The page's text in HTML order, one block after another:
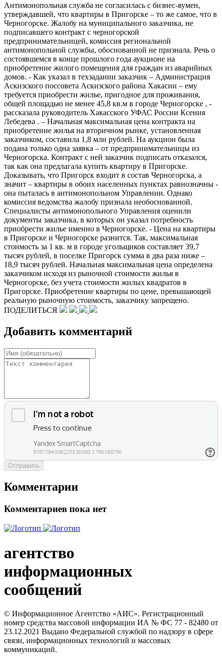
Антимонопольная служба не согласилась с бизнес-вумен,
утверждавшей, что квартиры в Пригорске – то же самое, что в
Черногорске. Жалобу на муниципального заказчика, не
подписавшего контракт с черногорской
предпринимательницей, комиссия региональной
антимонопольной службы, обоснованной не признала. Речь о
состоявшемся в конце прошлого года аукционе на
приобретение жилого помещения для граждан из аварийных
домов. - Как указал в техзадании заказчик – Администрация
Аскизского поссовета Аскизского района Хакасии – ему
требуется приобрести жилье, пригодное для проживания,
общей площадью не менее 45,8 кв.м в городе Черногорске , -
рассказала руководитель Хакасского УФАС России Ксения
Лебедева . – Начальная максимальная цена контракта на
приобретение жилья на вторичном рынке, установленная
заказчиком, составила 1,8 млн рублей. На аукцион была
подана только одна заявка – от предпринимательницы из
Черногорска. Контракт с ней заказчик подписать отказался,
так как она предлагала купить квартиру в Пригорске.
Доказывать, что Пригорск входит в состав Черногорска, а
значит – квартиры в обоих населенных пунктах равнозначны -
она пыталась в антимонопольном Управлении. Однако
комиссия ведомства жалобу признала необоснованной.
Специалисты антимонопольного Управления оценили
документы заказчика, в которых он указал потребность
приобрести жилье именно в Черногорске. - Цена на квартиры
в Пригорске и Черногорске разнится. Так, максимальная
стоимость за 1 кв. м в городе угольщиков составляет 39,7
тысяч рублей, в поселке Пригорск сумма в два раза ниже –
18,9 тысяч рублей. Начальная максимальная цена определена
заказчиком исходя из рыночной стоимости жилья в
Черногорске, без учета стоимости жилых квадратов в
Пригорске. Приобретение квартиры по цене, превышающей
реальную рыночную стоимость, заказчику запрещено.
ПОДЕЛИТЬСЯ
Добавить комментарий
Отправить
Комментарии
Комментариев пока нет
агентство
информационных
сообщений
© Информационное Агентство «АИС». Регистрационный
номер средства массовой информации ИА № ФС 77 - 82480 от
23.12.2021 Выдано Федеральной службой по надзору в сфере
связи, информационных технологий и массовых
коммуникаций.